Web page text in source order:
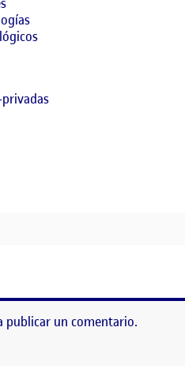
publicar un comentario.